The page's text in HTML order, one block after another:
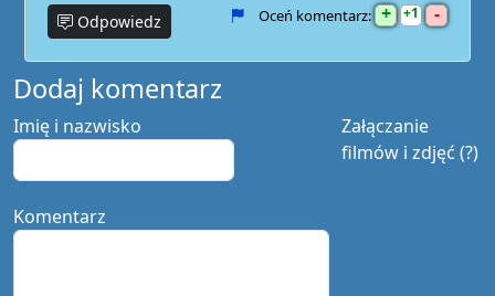
Odpowiedz Oceń komentarz: + 1 -
Dodaj komentarz
Załączanie
filmów i zdjęć (?)
Imię i nazwisko
Komentarz